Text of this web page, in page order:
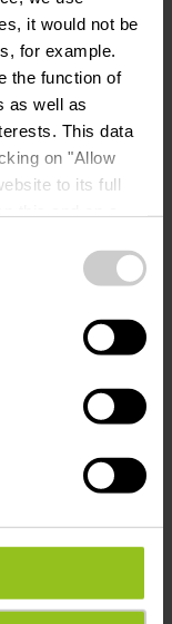
it would not be
for example.
the function of
as well as
This data
on "Allow
to its full